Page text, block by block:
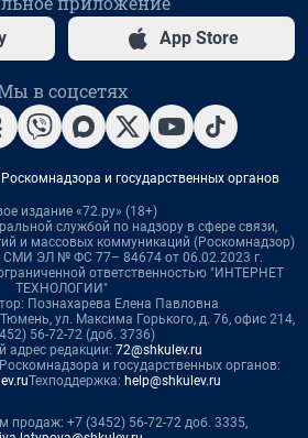
App Store
в соцсетях
и государственных органов
издание «72.ру» (18+)
службой по надзору в сфере связи,
и массовых коммуникаций (Роскомнадзор)
СМИ ЭЛ № ФС 77– 84674 от 06.02.2023 г.
ответственностью "ИНТЕРНЕТ
ТЕХНОЛОГИИ"
Познахарева Елена Павловна
ул. Максима Горького, д. 76, офис 214,
56-72-72 (доб. 3736)
адрес редакции: 72@shkulev.ru
и государственных органов:
Техподдержка: help@shkulev.ru
продаж: +7 (3452) 56-72-72 доб. 3335,